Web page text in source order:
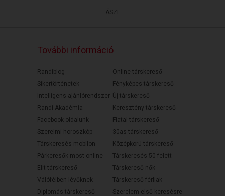
ÁSZF
További információ
Randiblog
Sikertörténetek
Intelligens ajánlórendszer
Randi Akadémia
Facebook oldalunk
Szerelmi horoszkóp
Társkeresés mobilon
Párkeresők most online
Elit társkereső
Válófélben lévőknek
Diplomás társkereső
Online társkereső
Fényképes társkereső
Új társkereső
Keresztény társkereső
Fiatal társkereső
30as társkereső
Középkorú társkereső
Társkeresés 50 felett
Társkereső nők
Társkereső férfiak
Szerelem első keresésre